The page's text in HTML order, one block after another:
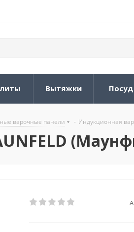
Вытяжки
варочные панели - Индукционная